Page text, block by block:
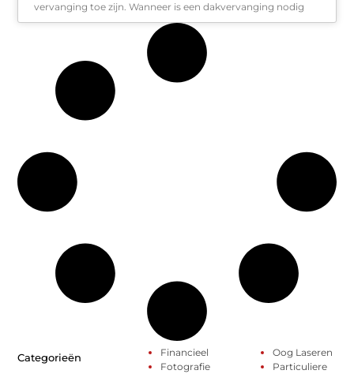
vervanging toe zijn. Wanneer is een dakvervanging nodig
Categorieën
Financieel
Fotografie
Oog Laseren
Particuliere